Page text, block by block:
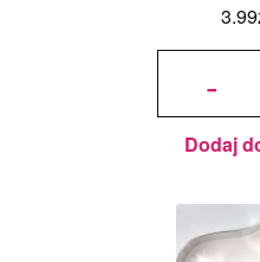
3.99
-
ilość
cm
Dodaj